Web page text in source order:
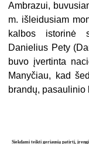
Siekdami teikti geriausią patirtį,
Ambrazui,
m. išleidusiam
kalbos istorinė
Danielius Pety
buvo įvertinta
Manyčiau, kad
brandų, pasaulinio